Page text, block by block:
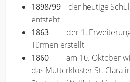
1898/99 der heutige
entsteht
1863 der 1.
Türmen erstellt
1860
am 10. Oktober
das Mutterkloster St. Clara